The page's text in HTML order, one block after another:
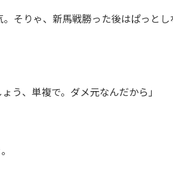
そりゃ、新馬戦勝った後はぱっと
う、単複で。ダメ元なんだから」